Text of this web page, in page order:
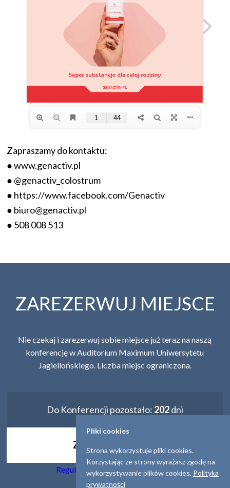
Zapraszamy do kontaktu:
● www.genactiv.pl
● @genactiv_colostrum
● https://www.facebook.com/Genactiv
● biuro@genactiv.pl
● 508 008 513
ZAREZERWUJ MIEJSCE
Nie czekaj i zarezerwuj sobie miejsce już teraz na naszą
konferencję w Auditorium Maximum Uniwersytetu
Jagiellońskiego. Liczba miejsc ograniczona.
Do Konferencji pozostało: 202dni
Zarejestruj się!
Regulamin | Polityka Prywatności
Pliki cookies
Strona wykorzystuje pliki cookies.
Korzystając ze strony wyrażasz zgodę na
wykorzystywanie plików cookies. Polityka
prywatności